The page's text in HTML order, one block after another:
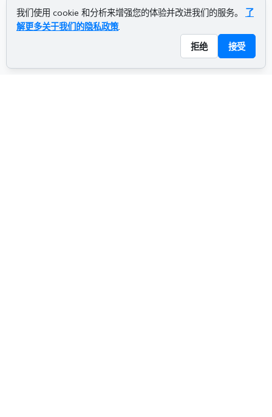
我们使用 cookie 和分析来增强您的体验并改进我们的服务。
了
解更多关于我们的隐私政策.
拒绝
接受